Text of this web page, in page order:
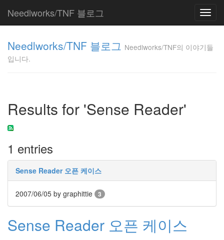
Needlworks/TNF 블로그
Needlworks/TNF 블로그 Needlworks/TNF의 이야기들
입니다.
Results for 'Sense Reader'
1 entries
Sense Reader 오픈 케이스
2007/06/05 by graphittie 3
Sense Reader 오픈 케이스
의 이야기들입니
Tag
Cloud
전
환
학
떠
감